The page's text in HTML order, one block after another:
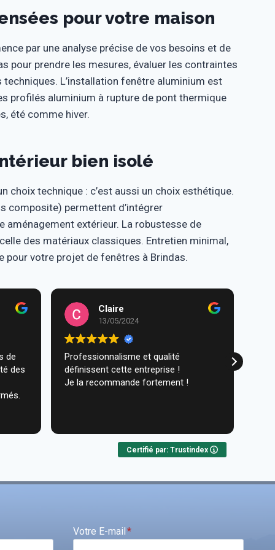
pour votre maison
par une analyse précise de vos besoins et de
pour prendre les mesures, évaluer les contraintes
L’installation fenêtre aluminium est
profilés aluminium à rupture de pont thermique
été comme hiver.
bien isolé
choix technique : c’est aussi un choix esthétique.
composite) permettent d’intégrer
aménagement extérieur. La robustesse de
des matériaux classiques. Entretien minimal,
pour votre projet de fenêtres à Brindas.
des
Claire
13/05/2024
Professionnalisme et qualité
définissent cette entreprise !
Je la recommande fortement !
Certifié par: Trustindex
Votre E-mail*